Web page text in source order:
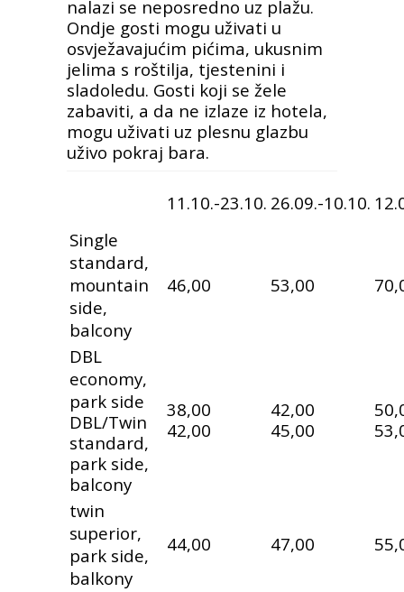
nalazi se neposredno uz plažu.
Ondje gosti mogu uživati u
osvježavajućim pićima, ukusnim
jelima s roštilja, tjestenini i
sladoledu. Gosti koji se žele
zabaviti, a da ne izlaze iz hotela,
mogu uživati uz plesnu glazbu
uživo pokraj bara.
11.10.-23.10. 26.09.-10.10.
Single
standard,
mountain
side,
balcony
46,00 53,00
DBL
economy,
park side
DBL/Twin
standard,
park side,
balcony
38,00
42,00
42,00
45,00
twin
superior,
park side,
balkony
44,00 47,00